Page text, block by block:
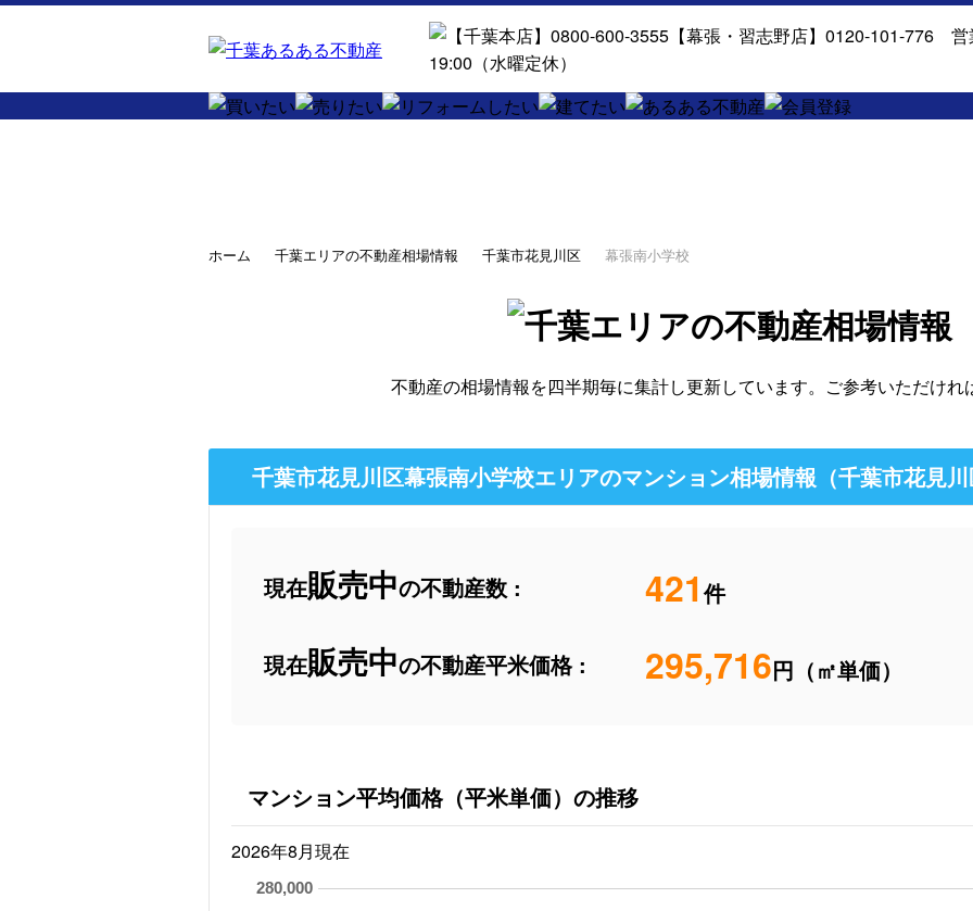
ホーム 千葉エリアの不動産相場情報 千葉市花見川区 幕張南小学校
不動産の相場情報を四半期毎に集計し更新しています。ご参考いただけれ
千葉市花見川区幕張南小学校エリアのマンション相場情報（千葉市花見
現在販売中の不動産数 : 421件
現在販売中の不動産平米価格 : 295,716円（㎡単価）
マンション平均価格（平米単価）の推移
2026年8月現在
280,000